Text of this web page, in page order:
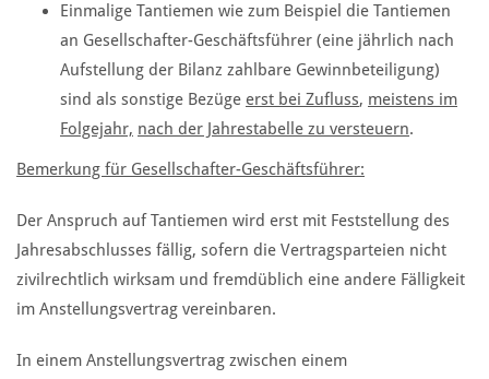
Einmalige Tantiemen wie zum Beispiel die Tantiemen
an Gesellschafter-Geschäftsführer (eine jährlich nach
Aufstellung der Bilanz zahlbare Gewinnbeteiligung)
sind als sonstige Bezüge erst bei Zufluss, meistens im
Folgejahr, nach der Jahrestabelle zu versteuern.
Bemerkung für Gesellschafter-Geschäftsführer:
Der Anspruch auf Tantiemen wird erst mit Feststellung des
Jahresabschlusses fällig, sofern die Vertragsparteien nicht
zivilrechtlich wirksam und fremdüblich eine andere Fälligkeit
im Anstellungsvertrag vereinbaren.
In einem Anstellungsvertrag zwischen einem